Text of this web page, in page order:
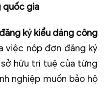
quốc gia
đăng ký kiểu dáng công
việc nộp đơn đăng ký
hữu trí tuệ của từng
nghiệp muốn bảo hộ